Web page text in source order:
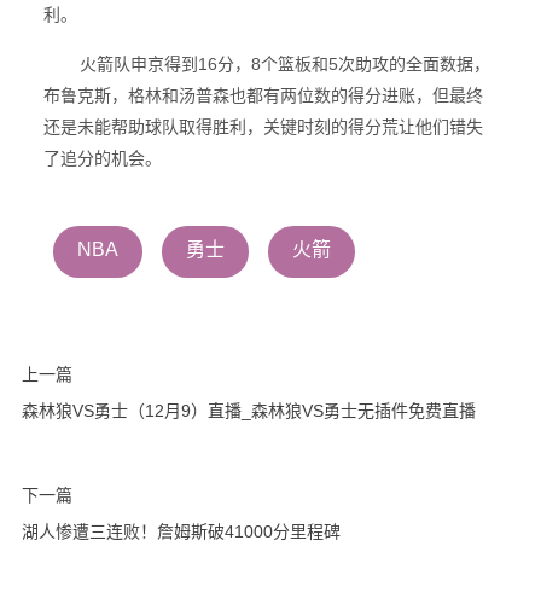
利。
火箭队申京得到16分，8个篮板和5次助攻的全面数据，
布鲁克斯，格林和汤普森也都有两位数的得分进账，但最终
还是未能帮助球队取得胜利，关键时刻的得分荒让他们错失
了追分的机会。
NBA 勇士 火箭
上一篇
森林狼VS勇士（12月9）直播_森林狼VS勇士无插件免费直播
下一篇
湖人惨遭三连败！詹姆斯破41000分里程碑